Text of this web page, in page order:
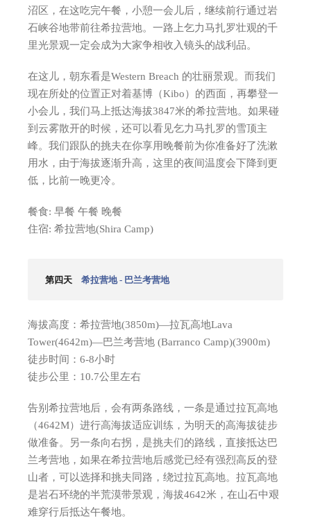
沼区，在这吃完午餐，小憩一会儿后，继续前行通过岩
石峡谷地带前往希拉营地。一路上乞力马扎罗壮观的千
里光景观一定会成为大家争相收入镜头的战利品。
在这儿，朝东看是Western Breach 的壮丽景观。而我们
现在所处的位置正对着基博（Kibo）的西面，再攀登一
小会儿，我们马上抵达海拔3847米的希拉营地。如果碰
到云雾散开的时候，还可以看见乞力马扎罗的雪顶主
峰。我们跟队的挑夫在你享用晚餐前为你准备好了洗漱
用水，由于海拔逐渐升高，这里的夜间温度会下降到更
低，比前一晚更冷。
餐食: 早餐 午餐 晚餐
住宿: 希拉营地(Shira Camp)
第四天 希拉营地 - 巴兰考营地
海拔高度：希拉营地(3850m)—拉瓦高地Lava
Tower(4642m)—巴兰考营地 (Barranco Camp)(3900m)
徒步时间：6-8小时
徒步公里：10.7公里左右
告别希拉营地后，会有两条路线，一条是通过拉瓦高地
（4642M）进行高海拔适应训练，为明天的高海拔徒步
做准备。另一条向右拐，是挑夫们的路线，直接抵达巴
兰考营地，如果在希拉营地后感觉已经有强烈高反的登
山者，可以选择和挑夫同路，绕过拉瓦高地。拉瓦高地
是岩石环绕的半荒漠带景观，海拔4642米，在山石中艰
难穿行后抵达午餐地。